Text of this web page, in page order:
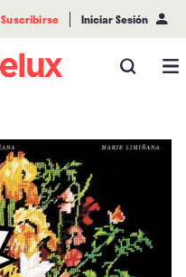
Suscribirse Iniciar Sesión